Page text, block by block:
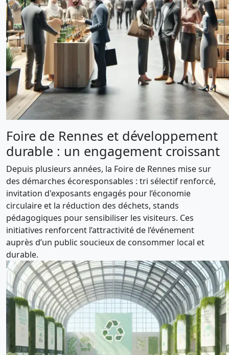
Foire de Rennes et développement
durable : un engagement croissant
Depuis plusieurs années, la Foire de Rennes mise sur
des démarches écoresponsables : tri sélectif renforcé,
invitation d'exposants engagés pour l’économie
circulaire et la réduction des déchets, stands
pédagogiques pour sensibiliser les visiteurs. Ces
initiatives renforcent l’attractivité de l’événement
auprès d’un public soucieux de consommer local et
durable.